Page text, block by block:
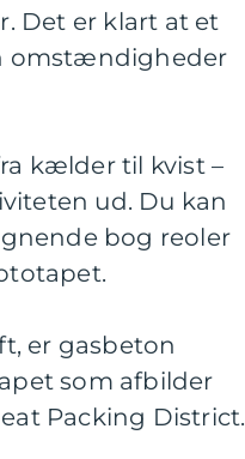
Det er klart at et
omstændigheder
kælder til kvist –
ud. Du kan
bog reoler
er gasbeton
som afbilder
Packing District.